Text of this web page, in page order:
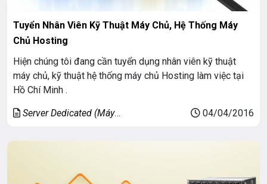
Tuyển Nhân Viên Kỹ Thuật Máy Chủ, Hệ Thống Máy
Chủ Hosting
Hiện chúng tôi đang cần tuyển dụng nhân viên kỹ thuật
máy chủ, kỹ thuật hệ thống máy chủ Hosting làm việc tại
Hồ Chí Minh .
Server Dedicated (Máy
04/04/2016